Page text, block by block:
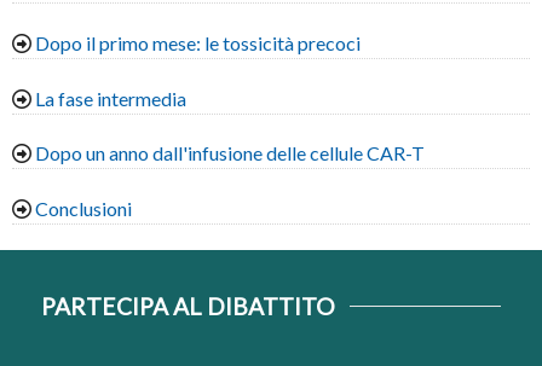
Dopo il primo mese: le tossicità precoci
La fase intermedia
Dopo un anno dall'infusione delle cellule CAR-T
Conclusioni
PARTECIPA AL DIBATTITO